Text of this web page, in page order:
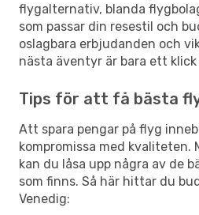
flygalternativ, blanda
som passar din resestil och
oslagbara erbjudanden och
nästa äventyr är bara ett klick
Tips för att få bästa
Att spara pengar på flyg
kompromissa med kvaliteten.
kan du låsa upp några av de
som finns. Så här hittar du
Venedig: